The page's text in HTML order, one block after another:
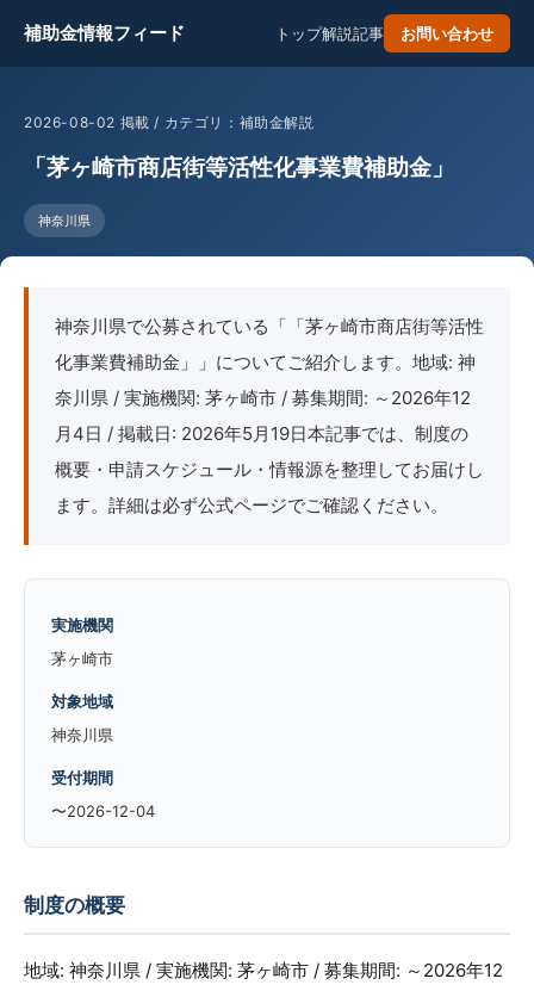
補助金情報フィード トップ解説記事 お問い合わせ
2026-08-02 掲載 / カテゴリ：補助金解説
「茅ヶ崎市商店街等活性化事業費補助金」
神奈川県
神奈川県で公募されている「「茅ヶ崎市商店街等活性
化事業費補助金」」についてご紹介します。地域: 神
奈川県 / 実施機関: 茅ヶ崎市 / 募集期間: ～2026年12
月4日 / 掲載日: 2026年5月19日本記事では、制度の
概要・申請スケジュール・情報源を整理してお届けし
ます。詳細は必ず公式ページでご確認ください。
実施機関
茅ヶ崎市
対象地域
神奈川県
受付期間
〜2026-12-04
制度の概要
地域: 神奈川県 / 実施機関: 茅ヶ崎市 / 募集期間: ～2026年12